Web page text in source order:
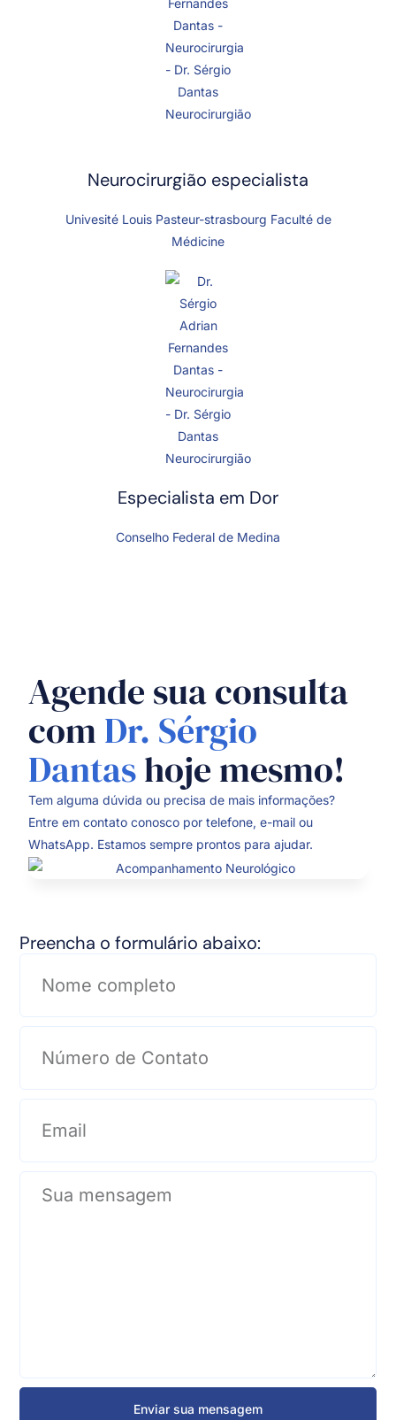
Neurocirurgião especialista
Univesité Louis Pasteur-strasbourg Faculté de
Médicine
Especialista em Dor
Conselho Federal de Medina
Agende sua consulta
com Dr. Sérgio
Dantashoje mesmo!
Tem alguma dúvida ou precisa de mais informações?
Entre em contato conosco por telefone, e-mail ou
WhatsApp. Estamos sempre prontos para ajudar.
Preencha o formulário abaixo:
Enviar sua mensagem